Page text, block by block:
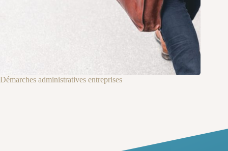
Démarches administratives entreprises